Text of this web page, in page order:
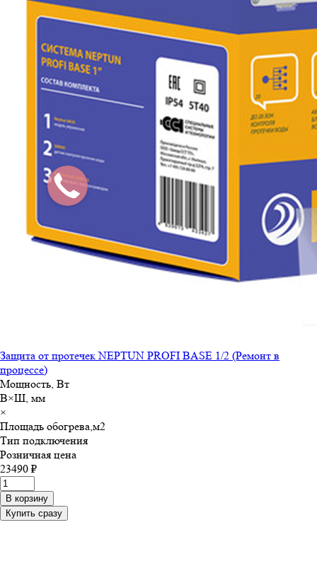
Защита от протечек NEPTUN PROFI BASE 1/2 (Ремонт в
процессе)
Мощность, Вт
В×Ш, мм
×
Площадь обогрева,м2
Тип подключения
Розничная цена
23490 ₽
В корзину
Купить сразу